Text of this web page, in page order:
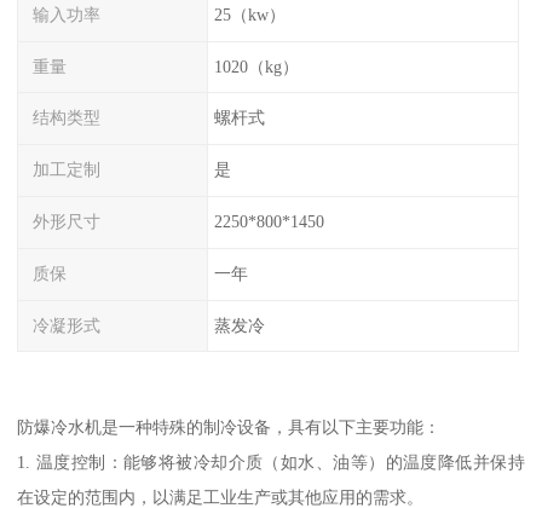
输入功率 25（kw）
重量 1020（kg）
结构类型 螺杆式
加工定制 是
外形尺寸 2250*800*1450
质保 一年
冷凝形式 蒸发冷
防爆冷水机是一种特殊的制冷设备，具有以下主要功能：
1. 温度控制：能够将被冷却介质（如水、油等）的温度降低并保持
在设定的范围内，以满足工业生产或其他应用的需求。